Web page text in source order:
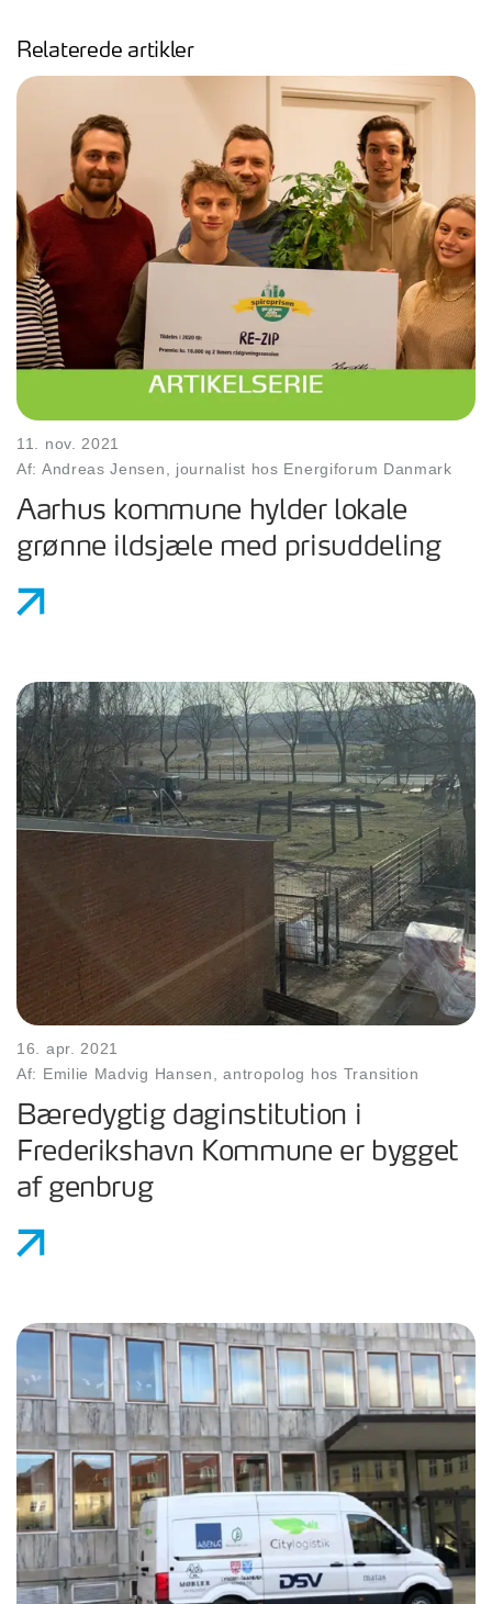
Relaterede artikler
11. nov. 2021
Af: Andreas Jensen, journalist hos Energiforum Danmark
Aarhus kommune hylder lokale
grønne ildsjæle med prisuddeling
16. apr. 2021
Af: Emilie Madvig Hansen, antropolog hos Transition
Bæredygtig daginstitution i
Frederikshavn Kommune er bygget
af genbrug